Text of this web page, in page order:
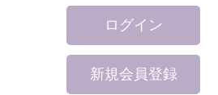
ログイン
新規会員登録